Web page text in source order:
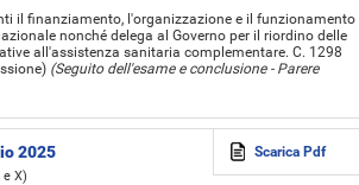
il finanziamento, l'organizzazione e il funzionamento
nonché delega al Governo per il riordino delle
all'assistenza sanitaria complementare. C. 1298
(Seguito dell'esame e conclusione - Parere
2025
X)
Scarica Pdf